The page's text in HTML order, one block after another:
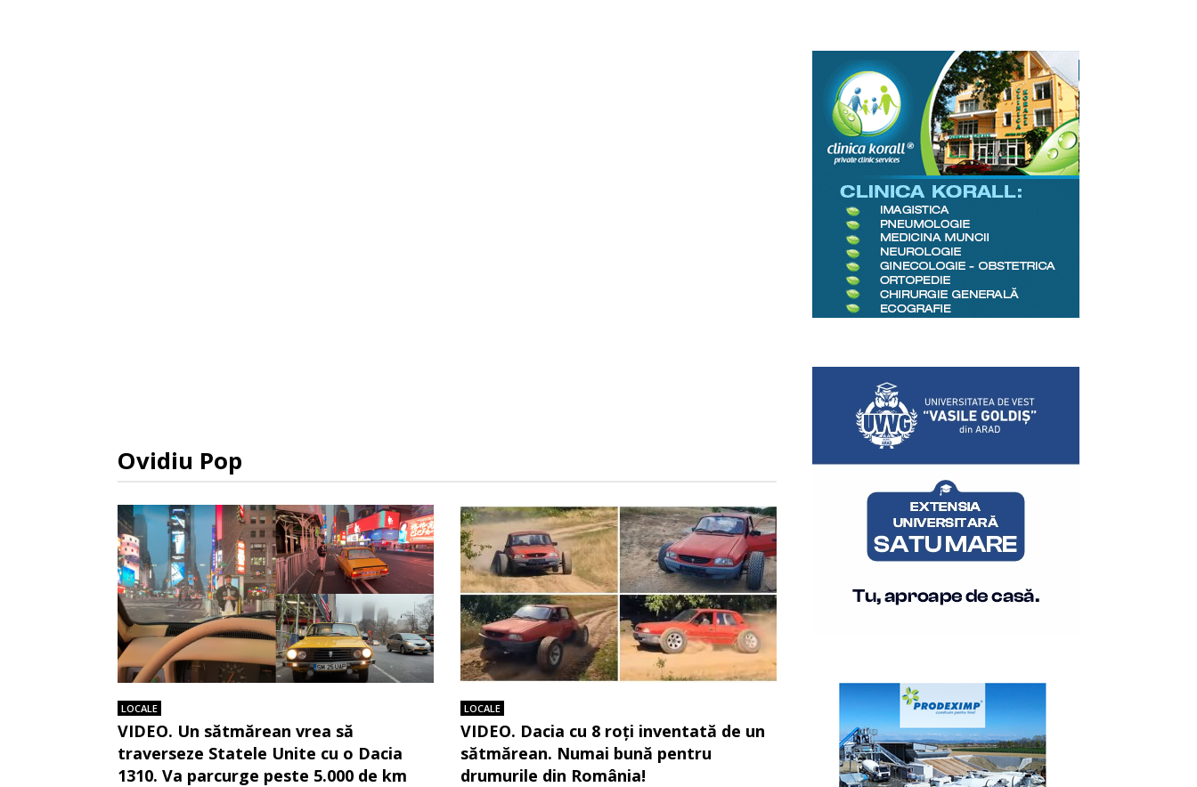
Ovidiu Pop
LOCALE
VIDEO. Un sătmărean vrea să
traverseze Statele Unite cu o Dacia
1310. Va parcurge peste 5.000 de km
LOCALE
VIDEO. Dacia cu 8 roţi inventată de un
sătmărean. Numai bună pentru
drumurile din România!